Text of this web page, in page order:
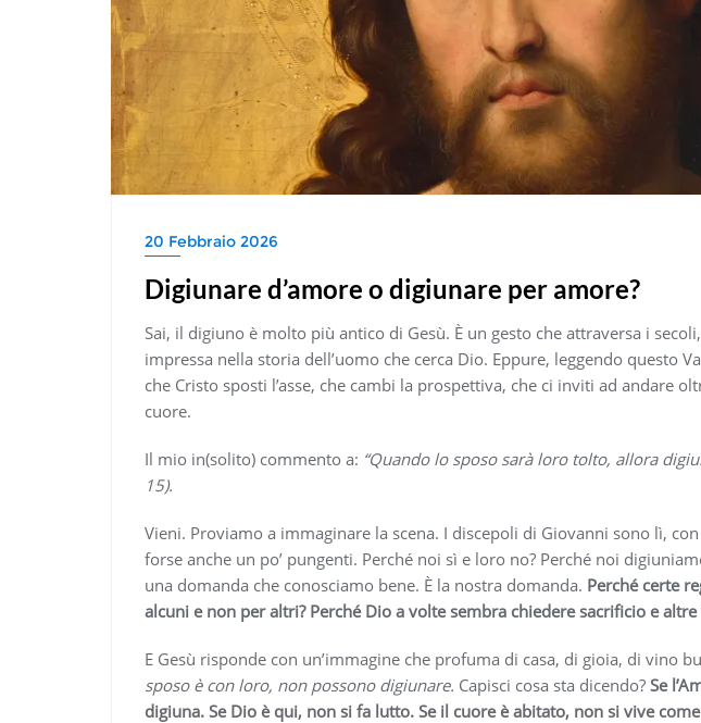
20 Febbraio 2026
Digiunare d’amore o digiunare per amore?
Sai, il digiuno è molto più antico di Gesù. È un gesto che attraversa i
impressa nella storia dell’uomo che cerca Dio. Eppure, leggendo questo
che Cristo sposti l’asse, che cambi la prospettiva, che ci inviti ad andare
cuore.
Il mio in(solito) commento a: “Quando lo sposo sarà loro tolto, allora
15).
Vieni. Proviamo a immaginare la scena. I discepoli di Giovanni sono lì,
forse anche un po’ pungenti. Perché noi sì e loro no? Perché noi
una domanda che conosciamo bene. È la nostra domanda. Perché certe
alcuni e non per altri? Perché Dio a volte sembra chiedere sacrificio e altre
E Gesù risponde con un’immagine che profuma di casa, di gioia, di vino
sposo è con loro, non possono digiunare. Capisci cosa sta dicendo? Se
digiuna. Se Dio è qui, non si fa lutto. Se il cuore è abitato, non si vive